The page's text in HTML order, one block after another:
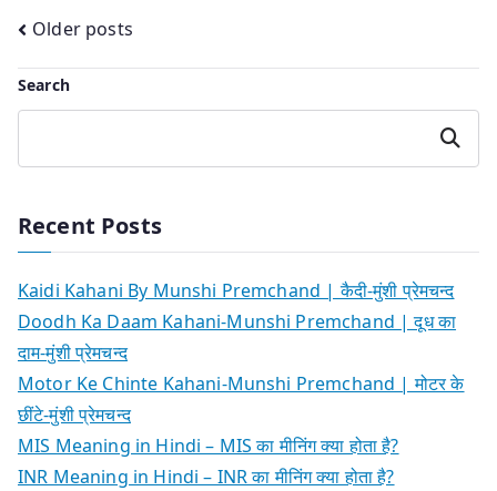
Posts
navigation
Older posts
Search
Search
Recent Posts
Kaidi Kahani By Munshi Premchand | कैदी-मुंशी प्रेमचन्द
Doodh Ka Daam Kahani-Munshi Premchand | दूध का
दाम-मुंशी प्रेमचन्द
Motor Ke Chinte Kahani-Munshi Premchand | मोटर के
छींटे-मुंशी प्रेमचन्द
MIS Meaning in Hindi – MIS का मीनिंग क्या होता है?
INR Meaning in Hindi – INR का मीनिंग क्या होता है?